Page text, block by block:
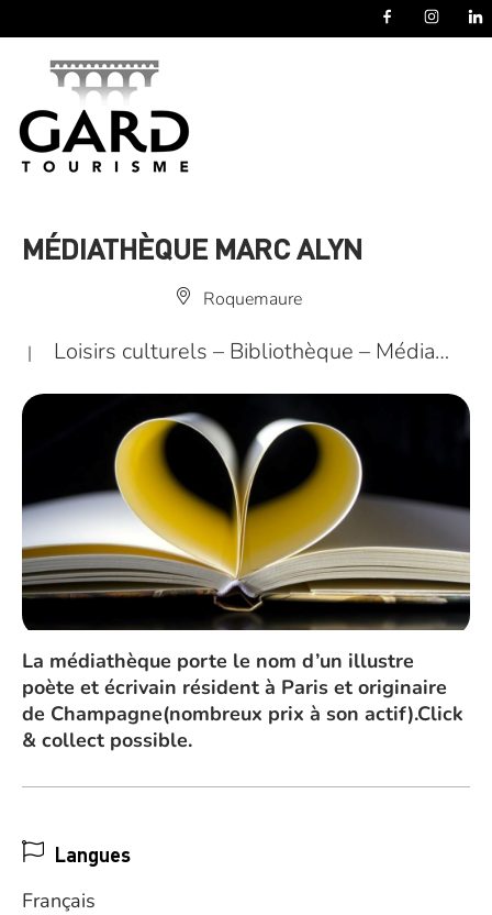
MÉDIATHÈQUE MARC ALYN
Roquemaure
| Loisirs culturels – Bibliothèque – Média…
La médiathèque porte le nom d’un illustre
poète et écrivain résident à Paris et originaire
de Champagne(nombreux prix à son actif).Click
& collect possible.
Langues
Français